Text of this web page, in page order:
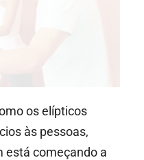
os elípticos
às pessoas,
está começando a